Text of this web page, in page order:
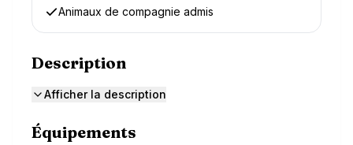
Animaux de compagnie admis
Description
Afficher la description
Équipements